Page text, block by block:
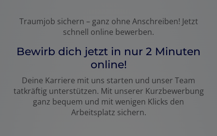
Traumjob sichern – ganz ohne Anschreiben! Jetzt
schnell online bewerben.
Bewirb dich jetzt in nur 2 Minuten
online!
Deine Karriere mit uns starten und unser Team
tatkräftig unterstützen. Mit unserer Kurzbewerbung
ganz bequem und mit wenigen Klicks den
Arbeitsplatz sichern.